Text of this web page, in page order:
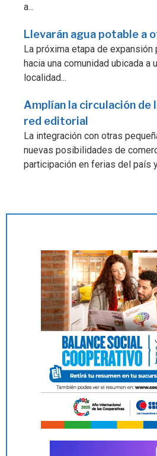
a...
Llevarán agua potable a
La próxima etapa de
hacia una comunidad ubicada
localidad...
Amplían la circulación de
red editorial
La integración con otras
nuevas posibilidades de
participación en ferias del país